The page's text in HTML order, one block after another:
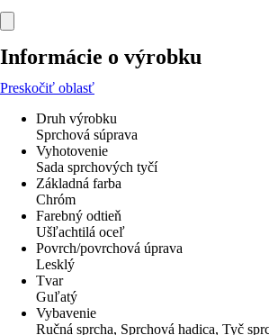
Informácie o výrobku
Preskočiť oblasť
Druh výrobku
Sprchová súprava
Vyhotovenie
Sada sprchových tyčí
Základná farba
Chróm
Farebný odtieň
Ušľachtilá oceľ
Povrch/povrchová úprava
Lesklý
Tvar
Guľatý
Vybavenie
Ručná sprcha, Sprchová hadica, Tyč